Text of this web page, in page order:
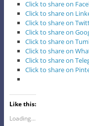
Click to share on
Click to share on
Click to share on
Click to share on
Click to share on
Click to share on
Click to share on
Click to share on
Like this:
Loading...